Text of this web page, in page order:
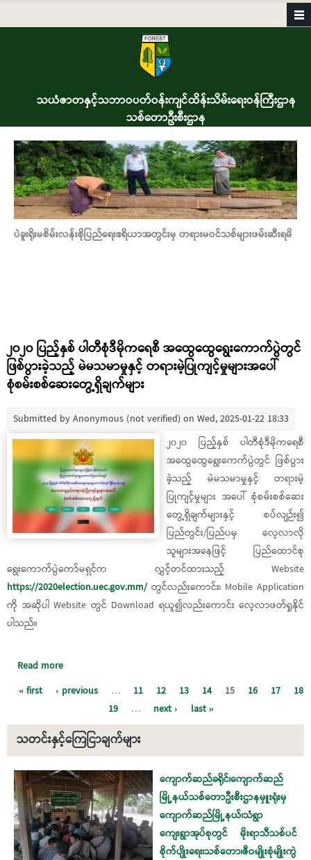
သယံဇာတနှင့်သဘာဝပတ်ဝန်းကျင်ထိန်းသိမ်းရေးဝန်ကြီးဌာန
သစ်တောဦးစီးဌာန
ပဲခူးရိုးမစိမ်းလန်းစိုပြည်ရေးဧရိယာအတွင်းမှ တရားမဝင်သစ်များဖမ်းဆီးရမိ
၂၀၂၀ ပြည့်နှစ် ပါတီစုံဒီမိုကရေစီ အထွေထွေရွေးကောက်ပွဲတွင်
ဖြစ်ပွားခဲ့သည့် မဲမသမာမှုနှင့် တရားမဲ့ပြုကျင့်မှုများအပေါ်
စုံစမ်းစစ်ဆေးတွေ့ရှိချက်များ
Submitted byAnonymous (not verified) on Wed, 2025-01-22 18:33
၂၀၂၀ ပြည့်နှစ် ပါတီစုံဒီမိုကရေစီ
အထွေထွေရွေးကေက်ပွဲတွင် ဖြစ်ပွား
ခဲ့သည့် မဲမသမာမှုနှင့် တရားမဲ့
ပြုကျင့်မှုများ အပေါ် စုံစမ်းစစ်ဆေး
တွေ့ရှိချက်များနှင့် စပ်လျဉ်း၍
ပြည်တွင်း/ပြည်ပမှ လေ့လာလို
သူများအနေဖြင့် ပြည်ထောင်စု
ရွေးကောက်ပွဲကော်မရှင်က လွှင့်တင်ထားသည့် Website
https://2020election.uec.gov.mm/တွင်လည်းကောင်း၊ Mobile Application
ကို အဆိုပါ Website တွင် Download ရယူ၍လည်းကောင်း လေ့လာဖတ်ရှုနိုင်
ပါသည်။
Read more
တွင် ဖြစ်ပွားခဲ့သည့် မဲမသမာမှုနှင့် တရားမဲ့ပြုကျင့်မှုများအပေါ်
စုံစမ်းစစ်ဆေးတွေ့ရှိချက်များ
Pages
« first ‹ previous … 11 12 13 14 15 16 17
18
19
… next › last »
သတင်းနှင့်ကြေငြာချက်များ
ကျောက်ဆည်ခရိုင်၊ကျောက်ဆည်
မြို့နယ်သစ်တောဦးစီးဌာနမှူးရုံးမှ
ကျောက်ဆည်မြို့နယ်၊သံရွာ
ကျေးရွာအုပ်စုတွင် မိုးရာသီသစ်ပင်
စိုက်ပျိုးရေး၊သစ်တော၊ဇီဝမျိုးစုံမျိုးကွဲ
Pages